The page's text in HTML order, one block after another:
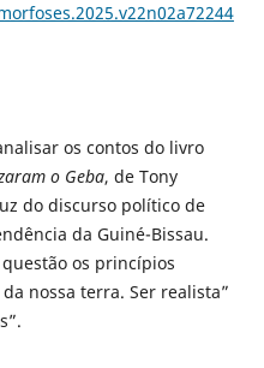
os contos do livro
o Geba, de Tony
do discurso político de
da Guiné-Bissau.
os princípios
nossa terra. Ser realista”